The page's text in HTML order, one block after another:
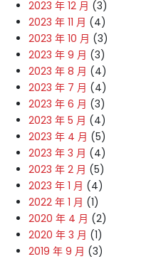
2023 年 12 月 (3)
2023 年 11 月 (4)
2023 年 10 月 (3)
2023 年 9 月 (3)
2023 年 8 月 (4)
2023 年 7 月 (4)
2023 年 6 月 (3)
2023 年 5 月 (4)
2023 年 4 月 (5)
2023 年 3 月 (4)
2023 年 2 月 (5)
2023 年 1 月 (4)
2022 年 1 月 (1)
2020 年 4 月 (2)
2020 年 3 月 (1)
2019 年 9 月 (3)